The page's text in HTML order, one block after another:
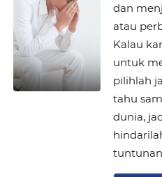
dan
atau
Kalau
untuk
pilihlah
tahu
dunia,